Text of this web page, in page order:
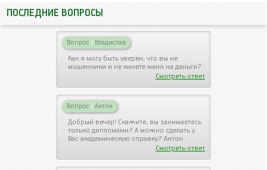
ПОСЛЕДНИЕ ВОПРОСЫ
Вопрос | Владислав
Как я могу быть уверен, что вы не
мошенники и не кинете меня на деньги?
Смотреть ответ
Вопрос | Антон
Добрый вечер! Скажите, вы занимаетесь
только дипломами? А можно сделать у
Вас академическую справку? Антон
Смотреть ответ